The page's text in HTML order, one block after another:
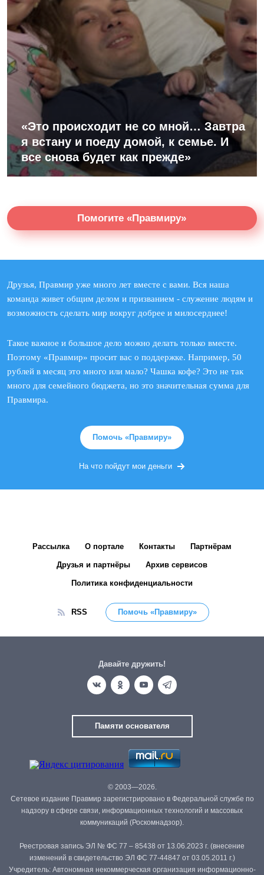
«Это происходит не со мной… Завтра
я встану и поеду домой, к семье. И
все снова будет как прежде»
Помогите «Правмиру»
Друзья, Правмир уже много лет вместе с вами. Вся наша
команда живет общим делом и призванием - служение людям и
возможность сделать мир вокруг добрее и милосерднее!
Такое важное и большое дело можно делать только вместе.
Поэтому «Правмир» просит вас о поддержке. Например, 50
рублей в месяц это много или мало? Чашка кофе? Это не так
много для семейного бюджета, но это значительная сумма для
Правмира.
Помочь «Правмиру»
На что пойдут мои деньги
Рассылка О портале Контакты Партнёрам
Друзья и партнёры Архив сервисов
Политика конфиденциальности
RSS Помочь «Правмиру»
Давайте дружить!
Памяти основателя
© 2003—2026.
Сетевое издание Правмир зарегистрировано в Федеральной службе по
надзору в сфере связи, информационных технологий и массовых
коммуникаций (Роскомнадзор).
Реестровая запись ЭЛ № ФС 77 – 85438 от 13.06.2023 г. (внесение
изменений в свидетельство ЭЛ ФС 77-44847 от 03.05.2011 г.)
Учредитель: Автономная некоммерческая организация информационно-